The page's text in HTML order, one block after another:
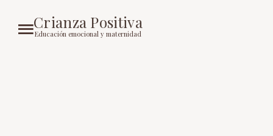
Crianza Positiva
Educación emocional y maternidad